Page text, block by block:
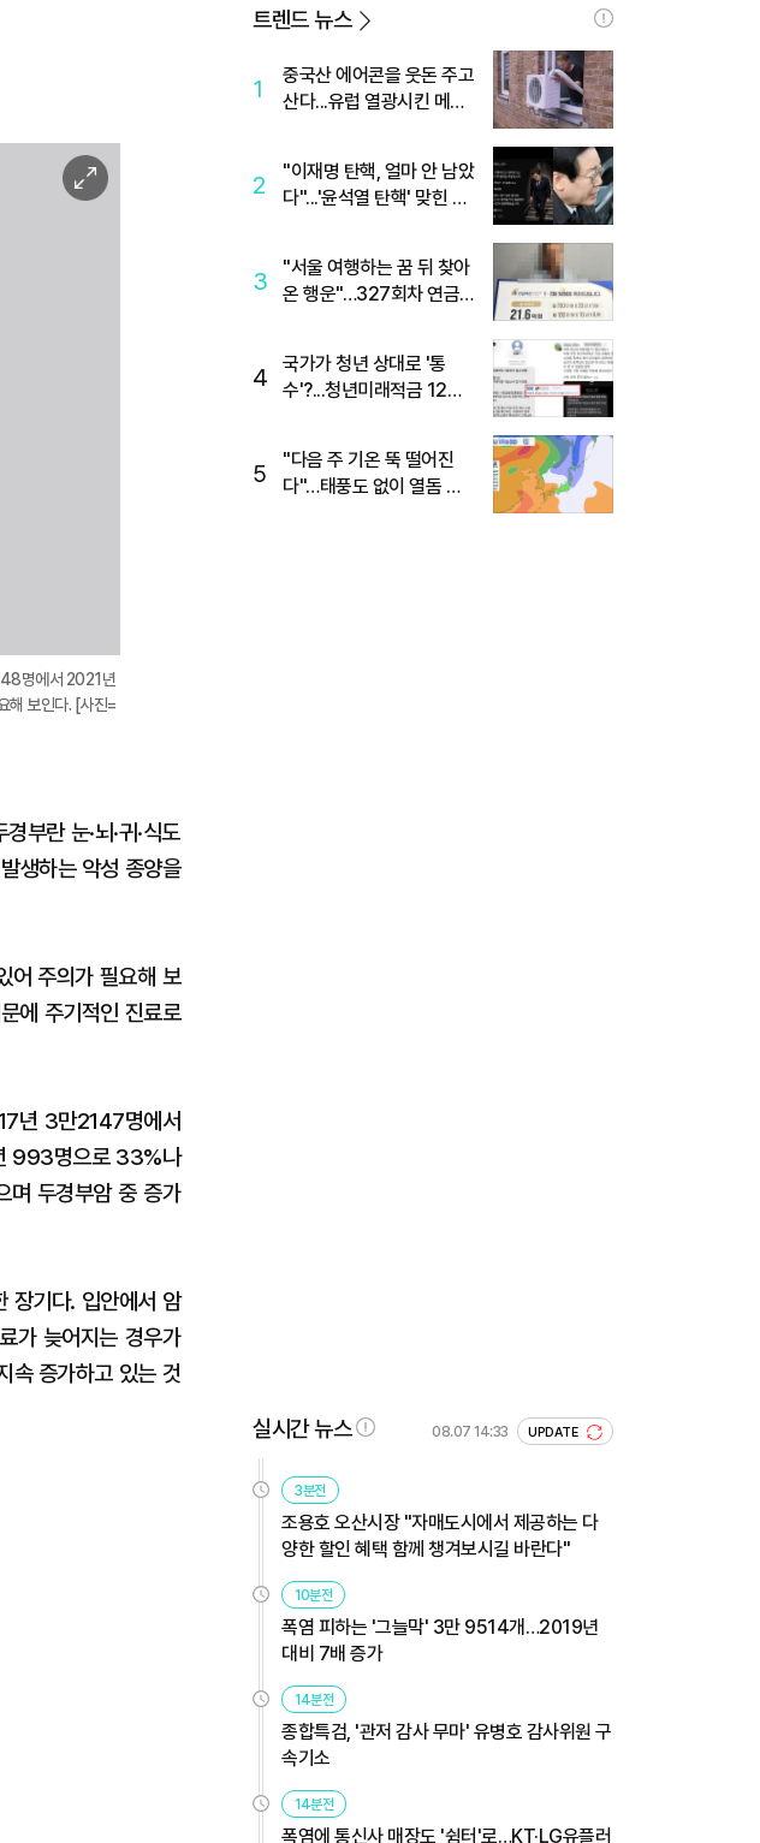
이
미
명에서 2021년
해 보인다. [사진=
부란 눈·뇌·귀·식도
생하는 악성 종양을
어 주의가 필요해 보
에 주기적인 진료로
년 3만2147명에서
993명으로 33%나
며 두경부암 중 증가
장기다. 입안에서 암
가 늦어지는 경우가
속 증가하고 있는 것
트렌드 뉴스
1
중국산 에어콘을 웃돈 주고
산다...유럽 열광시킨 메이
2
"이재명 탄핵, 얼마 안 남았
다"...'윤석열 탄핵' 맞힌 무
3
"서울 여행하는 꿈 뒤 찾아
온 행운"…327회차 연금
4
국가가 청년 상대로 '통
수'?...청년미래적금 12%
5
"다음 주 기온 뚝 떨어진
다"…태풍도 없이 열돔 박
실시간 뉴스 08.07 14:33 UPDATE
3분전
조용호 오산시장 "자매도시에서 제공하는 다
양한 할인 혜택 함께 챙겨보시길 바란다"
10분전
폭염 피하는 '그늘막' 3만 9514개…2019년
대비 7배 증가
14분전
종합특검, '관저 감사 무마' 유병호 감사위원 구
속기소
14분전
폭염에 통신사 매장도 '쉼터'로…KT·LG유플러